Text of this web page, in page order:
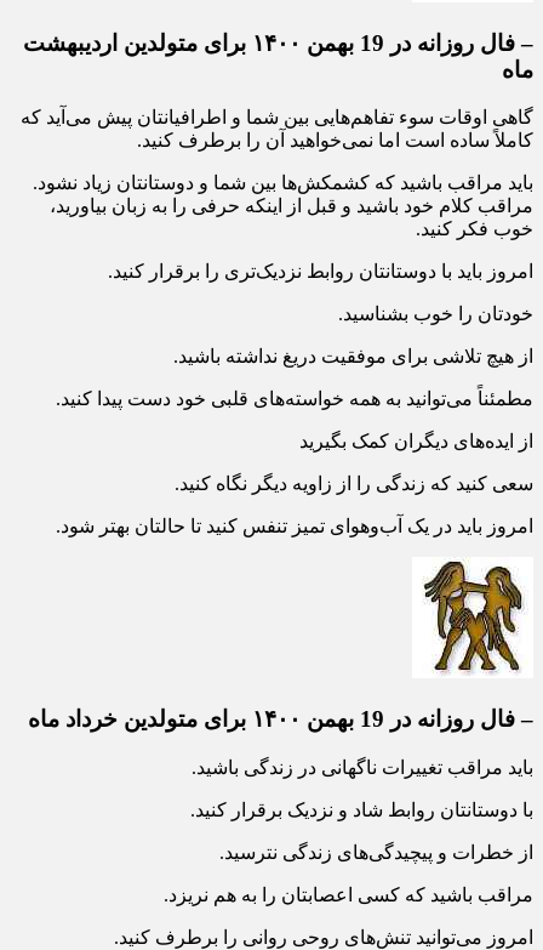
– فال روزانه در 19 بهمن ۱۴۰۰ برای متولدین اردیبهشت
ماه
گاهی اوقات سوء تفاهم‌هایی بین شما و اطرافیانتان پیش می‌آید که
کاملاً ساده است اما نمی‌خواهید آن را برطرف کنید.
باید مراقب باشید که کشمکش‌ها بین شما و دوستانتان زیاد نشود.
مراقب کلام خود باشید و قبل از اینکه حرفی را به زبان بیاورید،
خوب فکر کنید.
امروز باید با دوستانتان روابط نزدیک‌تری را برقرار کنید.
خودتان را خوب بشناسید.
از هیچ تلاشی برای موفقیت دریغ نداشته باشید.
مطمئناً می‌توانید به همه خواسته‌های قلبی خود دست پیدا کنید.
از ایده‌های دیگران کمک بگیرید
سعی کنید که زندگی را از زاویه دیگر نگاه کنید.
امروز باید در یک آب‌وهوای تمیز تنفس کنید تا حالتان بهتر شود.
– فال روزانه در 19 بهمن ۱۴۰۰ برای متولدین خرداد ماه
باید مراقب تغییرات ناگهانی در زندگی باشید.
با دوستانتان روابط شاد و نزدیک برقرار کنید.
از خطرات و پیچیدگی‌های زندگی نترسید.
مراقب باشید که کسی اعصابتان را به هم نریزد.
امروز می‌توانید تنش‌های روحی روانی را برطرف کنید.